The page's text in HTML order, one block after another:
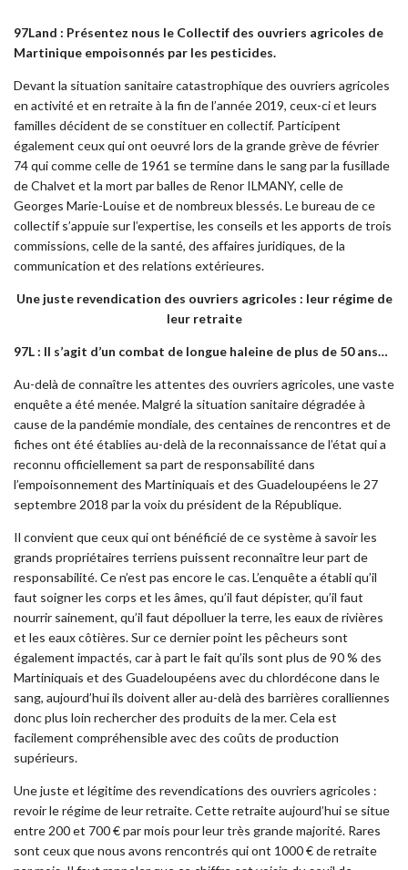
97Land : Présentez nous le Collectif des ouvriers agricoles de
Martinique empoisonnés par les pesticides.
Devant la situation sanitaire catastrophique des ouvriers agricoles
en activité et en retraite à la fin de l’année 2019, ceux-ci et leurs
familles décident de se constituer en collectif. Participent
également ceux qui ont oeuvré lors de la grande grève de février
74 qui comme celle de 1961 se termine dans le sang par la fusillade
de Chalvet et la mort par balles de Renor ILMANY, celle de
Georges Marie-Louise et de nombreux blessés. Le bureau de ce
collectif s’appuie sur l’expertise, les conseils et les apports de trois
commissions, celle de la santé, des affaires juridiques, de la
communication et des relations extérieures.
Une juste revendication des ouvriers agricoles : leur régime de
leur retraite
97L : Il s’agit d’un combat de longue haleine de plus de 50 ans…
Au-delà de connaître les attentes des ouvriers agricoles, une vaste
enquête a été menée. Malgré la situation sanitaire dégradée à
cause de la pandémie mondiale, des centaines de rencontres et de
fiches ont été établies au-delà de la reconnaissance de l’état qui a
reconnu officiellement sa part de responsabilité dans
l’empoisonnement des Martiniquais et des Guadeloupéens le 27
septembre 2018 par la voix du président de la République.
Il convient que ceux qui ont bénéficié de ce système à savoir les
grands propriétaires terriens puissent reconnaître leur part de
responsabilité. Ce n’est pas encore le cas. L’enquête a établi qu’il
faut soigner les corps et les âmes, qu’il faut dépister, qu’il faut
nourrir sainement, qu’il faut dépolluer la terre, les eaux de rivières
et les eaux côtières. Sur ce dernier point les pêcheurs sont
également impactés, car à part le fait qu’ils sont plus de 90 % des
Martiniquais et des Guadeloupéens avec du chlordécone dans le
sang, aujourd’hui ils doivent aller au-delà des barrières coralliennes
donc plus loin rechercher des produits de la mer. Cela est
facilement compréhensible avec des coûts de production
supérieurs.
Une juste et légitime des revendications des ouvriers agricoles :
revoir le régime de leur retraite. Cette retraite aujourd’hui se situe
entre 200 et 700 € par mois pour leur très grande majorité. Rares
sont ceux que nous avons rencontrés qui ont 1000 € de retraite